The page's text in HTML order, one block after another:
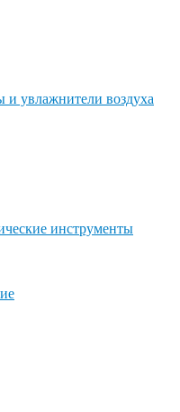
и увлажнители воздуха
инструменты